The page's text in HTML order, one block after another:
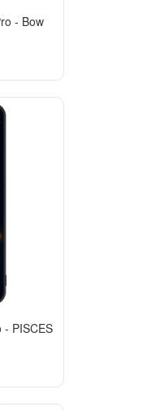
- Bow
- PISCES